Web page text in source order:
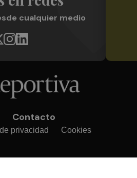
cualquier medio
Contacto
privacidad Cookies